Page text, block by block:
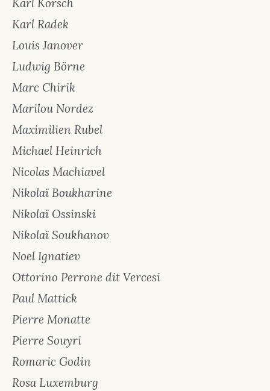
Karl Korsch
Karl Radek
Louis Janover
Ludwig Börne
Marc Chirik
Marilou Nordez
Maximilien Rubel
Michael Heinrich
Nicolas Machiavel
Nikolaï Boukharine
Nikolaï Ossinski
Nikolaï Soukhanov
Noel Ignatiev
Ottorino Perrone dit Vercesi
Paul Mattick
Pierre Monatte
Pierre Souyri
Romaric Godin
Rosa Luxemburg